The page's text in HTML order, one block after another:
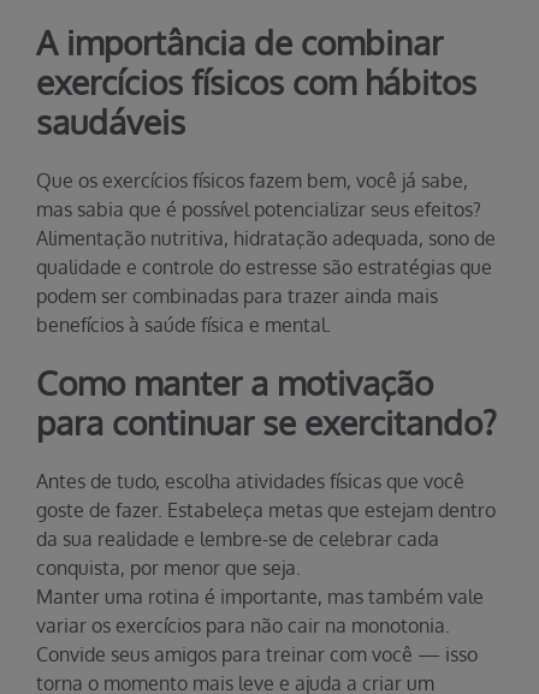
A importância de combinar
exercícios físicos com hábitos
saudáveis
Que os exercícios físicos fazem bem, você já sabe,
mas sabia que é possível potencializar seus efeitos?
Alimentação nutritiva, hidratação adequada, sono de
qualidade e controle do estresse são estratégias que
podem ser combinadas para trazer ainda mais
benefícios à saúde física e mental.
Como manter a motivação
para continuar se exercitando?
Antes de tudo, escolha atividades físicas que você
goste de fazer. Estabeleça metas que estejam dentro
da sua realidade e lembre-se de celebrar cada
conquista, por menor que seja.
Manter uma rotina é importante, mas também vale
variar os exercícios para não cair na monotonia.
Convide seus amigos para treinar com você — isso
torna o momento mais leve e ajuda a criar um